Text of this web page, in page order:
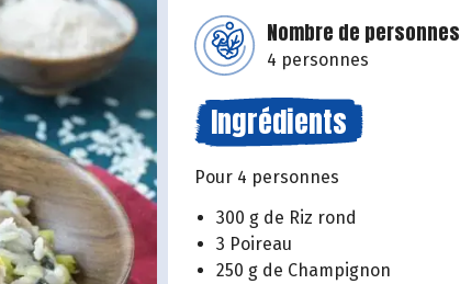
Nombre de personnes
4 personnes
Ingrédients
Pour 4 personnes
300 g de Riz rond
3 Poireau
250 g de Champignon